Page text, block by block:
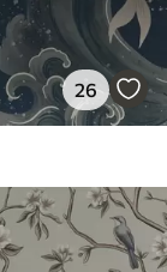
26